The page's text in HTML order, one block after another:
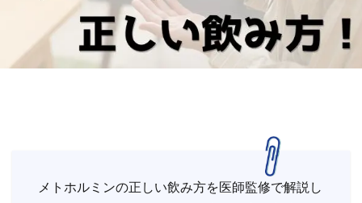
メトホルミンの正しい飲み方を医師監修で解説し